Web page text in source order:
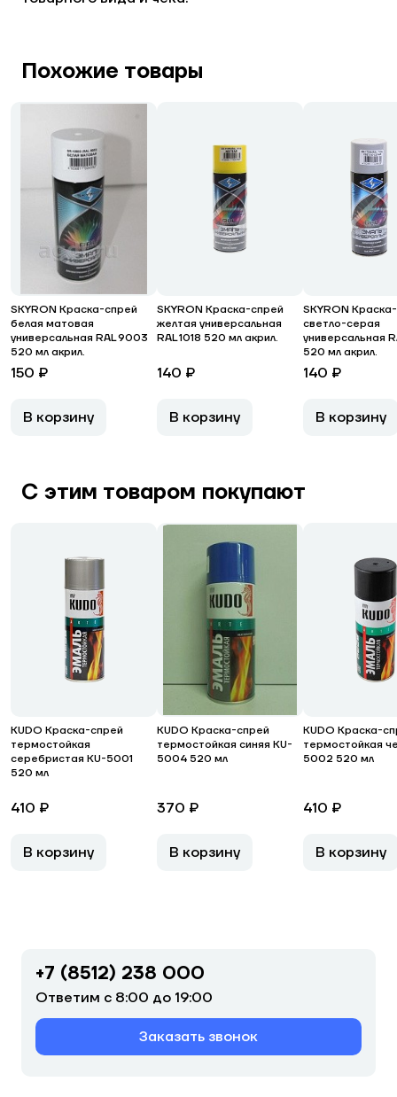
Похожие товары
SKYRON Краска-спрей
белая матовая
универсальная RAL 9003
520 мл акрил.
150 ₽
В корзину
SKYRON Краска-спрей
желтая универсальная
RAL 1018 520 мл акрил.
140 ₽
В корзину
SKYRON
светло-серая
универсальная
520 мл акрил.
140 ₽
В корзину
С этим товаром покупают
KUDO Краска-спрей
термостойкая
серебристая KU-5001
520 мл
410 ₽
В корзину
KUDO Краска-спрей
термостойкая синяя KU-
5004 520 мл
370 ₽
В корзину
KUDO Краска-
термостойкая
5002 520 мл
410 ₽
В корзину
+7 (8512) 238 000
Ответим с 8:00 до 19:00
Заказать звонок